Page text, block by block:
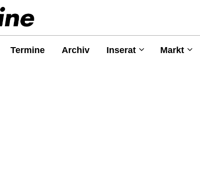
Termine Archiv Inserat Markt